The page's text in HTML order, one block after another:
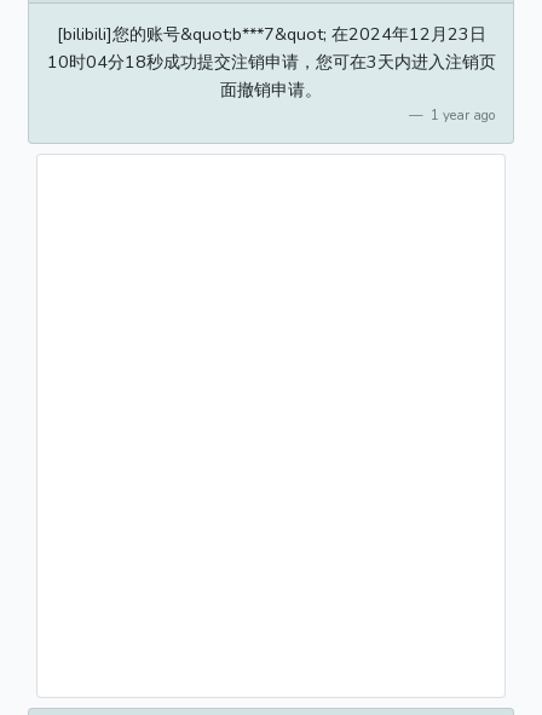
[bilibili]您的账号&quot;b***7&quot; 在2024年12月23日
10时04分18秒成功提交注销申请，您可在3天内进入注销页
面撤销申请。
1 year ago